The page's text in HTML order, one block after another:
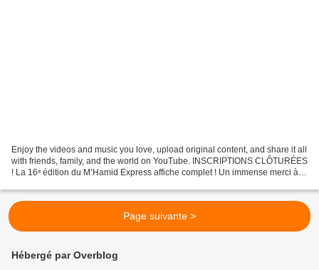
Enjoy the videos and music you love, upload original content, and share it all
with friends, family, and the world on YouTube. INSCRIPTIONS CLÔTURÉES
! La 16ᵉ édition du M’Hamid Express affiche complet ! Un immense merci à
Page suivante >
Hébergé par Overblog